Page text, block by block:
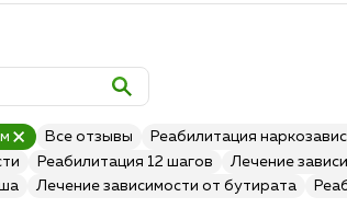
Все отзывы Реабилитация
Реабилитация 12 шагов Лечение
Лечение зависимости от бутирата